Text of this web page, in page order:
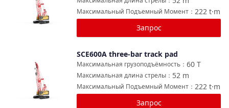
222 t·m
Максимальный Подъемный Момент ：
Запрос
SCE600A three-bar track pad
60 T
Максимальная грузоподъёмность ：
52 m
Максимальная длина стрелы ：
222 t·m
Максимальный Подъемный Момент ：
Запрос